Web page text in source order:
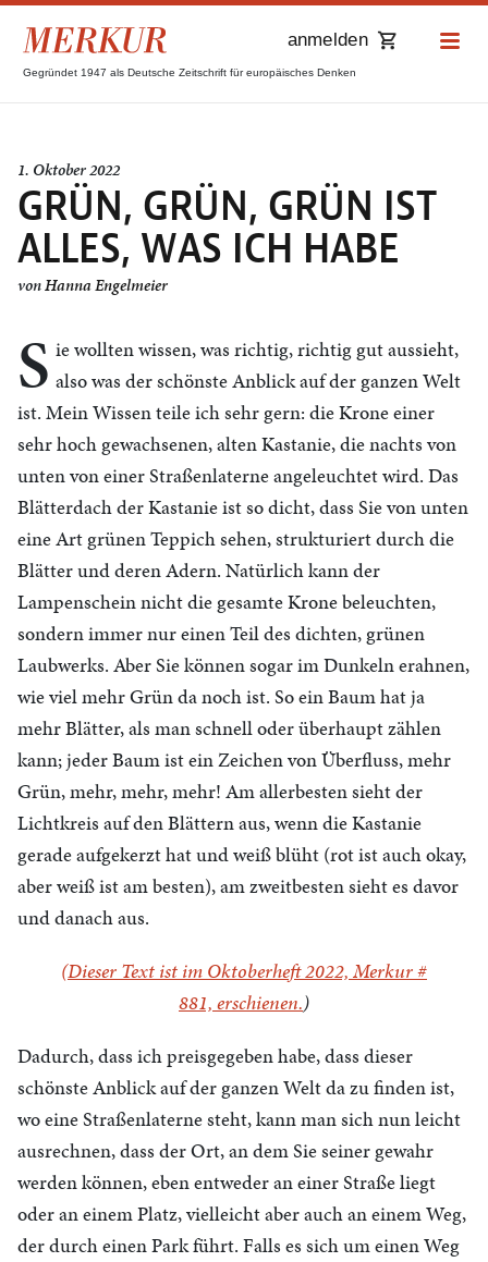
Gegründet 1947 als Deutsche Zeitschrift für europäisches Denken
anmelden
1. Oktober 2022
GRÜN, GRÜN, GRÜN IST
ALLES, WAS ICH HABE
vonHanna Engelmeier
S ie wollten wissen, was richtig, richtig gut aussieht,
also was der schönste Anblick auf der ganzen Welt
ist. Mein Wissen teile ich sehr gern: die Krone einer
sehr hoch gewachsenen, alten Kastanie, die nachts von
unten von einer Straßenlaterne angeleuchtet wird. Das
Blätterdach der Kastanie ist so dicht, dass Sie von unten
eine Art grünen Teppich sehen, strukturiert durch die
Blätter und deren Adern. Natürlich kann der
Lampenschein nicht die gesamte Krone beleuchten,
sondern immer nur einen Teil des dichten, grünen
Laubwerks. Aber Sie können sogar im Dunkeln erahnen,
wie viel mehr Grün da noch ist. So ein Baum hat ja
mehr Blätter, als man schnell oder überhaupt zählen
kann; jeder Baum ist ein Zeichen von Überfluss, mehr
Grün, mehr, mehr, mehr! Am allerbesten sieht der
Lichtkreis auf den Blättern aus, wenn die Kastanie
gerade aufgekerzt hat und weiß blüht (rot ist auch okay,
aber weiß ist am besten), am zweitbesten sieht es davor
und danach aus.
(Dieser Text ist im Oktoberheft 2022, Merkur #
881, erschienen.)
Dadurch, dass ich preisgegeben habe, dass dieser
schönste Anblick auf der ganzen Welt da zu finden ist,
wo eine Straßenlaterne steht, kann man sich nun leicht
ausrechnen, dass der Ort, an dem Sie seiner gewahr
werden können, eben entweder an einer Straße liegt
oder an einem Platz, vielleicht aber auch an einem Weg,
der durch einen Park führt. Falls es sich um einen Weg